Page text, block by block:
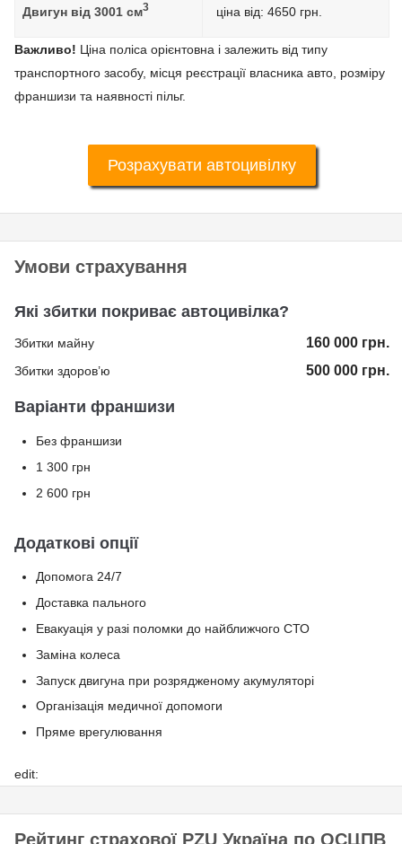
Двигун від 3001 см3 ціна від: 4650 грн.
Важливо! Ціна поліса орієнтовна і залежить від типу
транспортного засобу, місця реєстрації власника авто, розміру
франшизи та наявності пільг.
Розрахувати автоцивілку
Умови страхування
Які збитки покриває автоцивілка?
Збитки майну 160 000 грн.
Збитки здоров’ю 500 000 грн.
Варіанти франшизи
Без франшизи
1 300 грн
2 600 грн
Додаткові опції
Допомога 24/7
Доставка пального
Евакуація у разі поломки до найближчого СТО
Заміна колеса
Запуск двигуна при розрядженому акумуляторі
Організація медичної допомоги
Пряме врегулювання
edit:
Рейтинг страхової PZU Україна по ОСЦПВ